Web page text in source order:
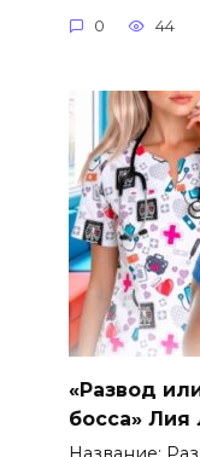
0 44
«Развод
босса» Лия